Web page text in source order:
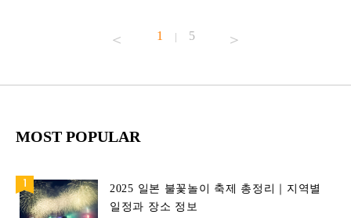
1 | 5
MOST POPULAR
2025 일본 불꽃놀이 축제 총정리｜지역별
일정과 장소 정보